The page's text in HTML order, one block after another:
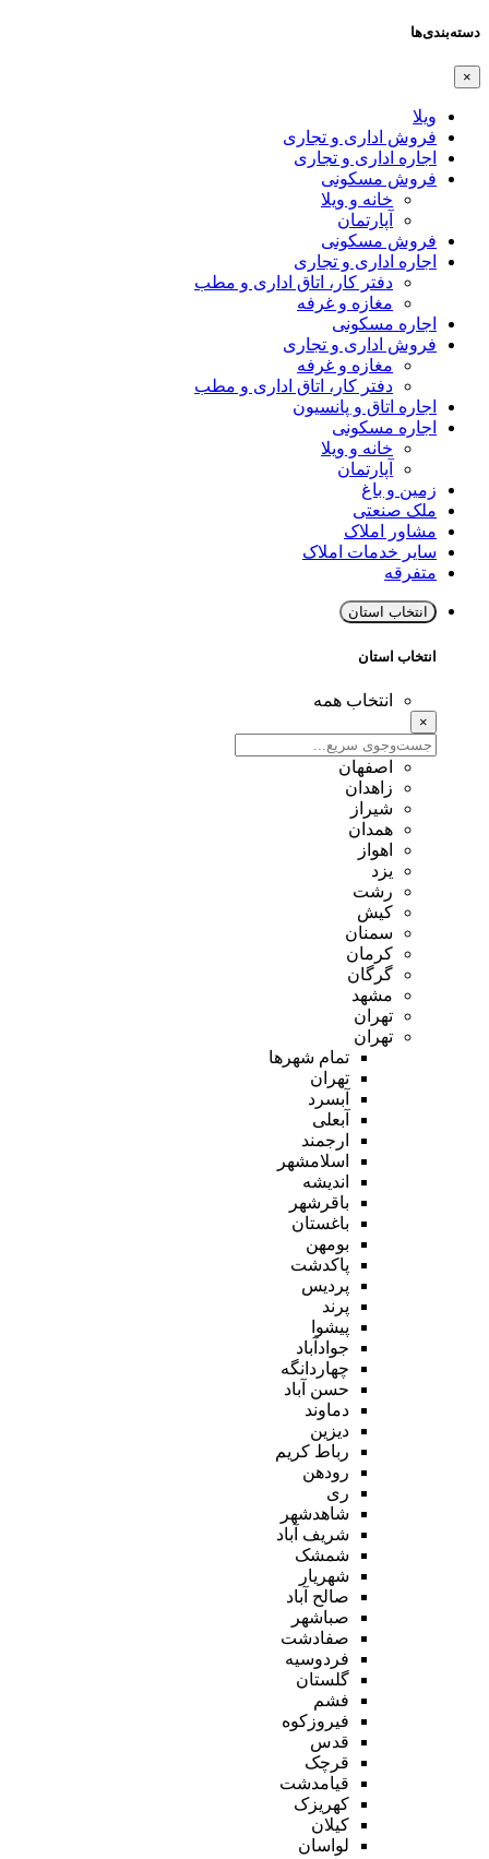
دسته‌بندی‌ها
×
ویلا
فروش اداری و تجاری
اجاره اداری و تجاری
فروش مسکونی
خانه و ویلا
آپارتمان
فروش مسکونی
اجاره اداری و تجاری
دفتر کار، اتاق اداری و مطب
مغازه و غرفه
اجاره مسکونی
فروش اداری و تجاری
مغازه و غرفه
دفتر کار، اتاق اداری و مطب
اجاره اتاق و پانسیون
اجاره مسکونی
خانه و ویلا
آپارتمان
زمین و باغ
ملک صنعتی
مشاور املاک
سایر خدمات املاک
متفرقه
انتخاب استان
انتخاب استان
انتخاب همه
×
اصفهان
زاهدان
شیراز
همدان
اهواز
یزد
رشت
کیش
سمنان
کرمان
گرگان
مشهد
تهران
تهران
تمام شهر‌ها
تهران
آبسرد
آبعلی
ارجمند
اسلامشهر
اندیشه
باقرشهر
باغستان
بومهن
پاکدشت
پردیس
پرند
پیشوا
جوادآباد
چهاردانگه
حسن آباد
دماوند
دیزین
رباط کریم
رودهن
ری
شاهدشهر
شریف آباد
شمشک
شهریار
صالح آباد
صباشهر
صفادشت
فردوسیه
گلستان
فشم
فیروزکوه
قدس
قرچک
قیامدشت
کهریزک
کیلان
لواسان